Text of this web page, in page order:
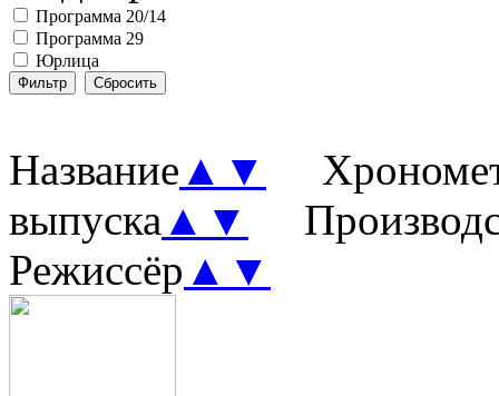
Программа 20/14
Программа 29
Юрлица
Название ▲ ▼
выпуска ▲ ▼
Режиссёр ▲ ▼